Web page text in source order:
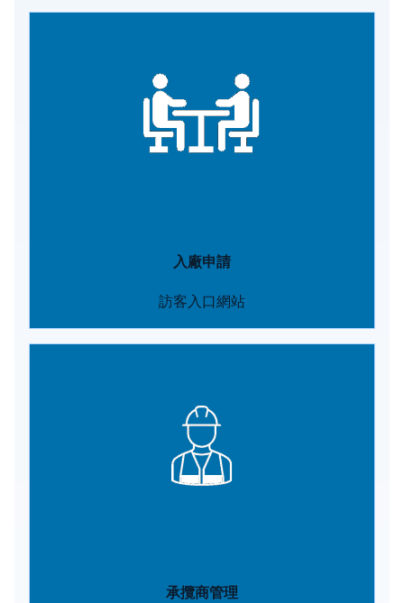
入廠申請
訪客入口網站
承攬商管理